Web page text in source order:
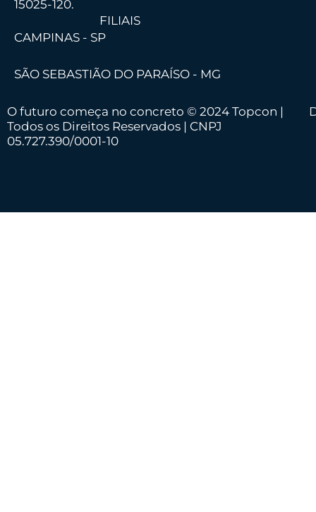
15025-120.
FILIAIS
CAMPINAS - SP
SÃO SEBASTIÃO DO PARAÍSO - MG
O futuro começa no concreto © 2024 Topcon |
Todos os Direitos Reservados | CNPJ
05.727.390/0001-10